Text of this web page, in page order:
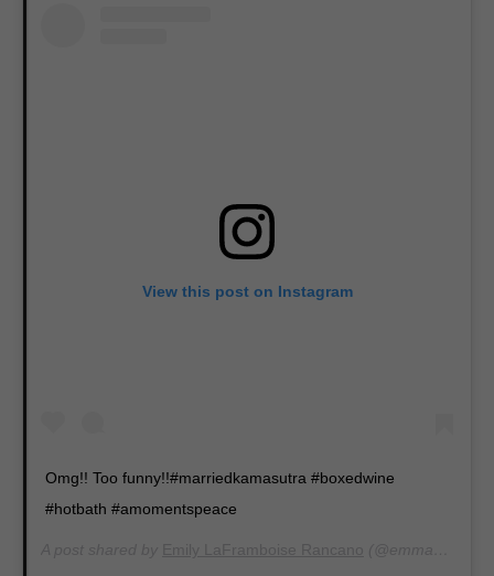
View this post on Instagram
Omg!! Too funny!!#marriedkamasutra #boxedwine
#hotbath #amomentspeace